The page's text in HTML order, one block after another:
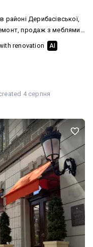
Дерибасівської,
продаж з меблями
палісадник 9
замку. В ідеалі під
сімї.
renovation AI
4 серпня